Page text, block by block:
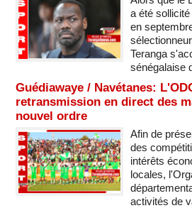
a été
en
Teranga
sénégalaise
Guédiawaye / Navétanes:
retransmission en direct des
nouvel ordre
Afin de
des
intérêts
locales,
activités de